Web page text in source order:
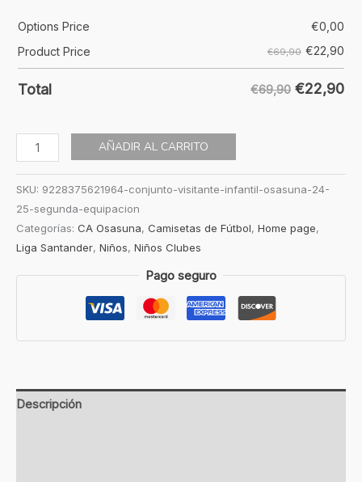
Options Price €0,00
Product Price
€69,90 €22,90
Total €69,90 €22,90
AÑADIR AL CARRITO
SKU: 9228375621964-conjunto-visitante-infantil-osasuna-24-
25-segunda-equipacion
Categorías: CA Osasuna, Camisetas de Fútbol, Home page,
Liga Santander, Niños, Niños Clubes
Pago seguro
Descripción